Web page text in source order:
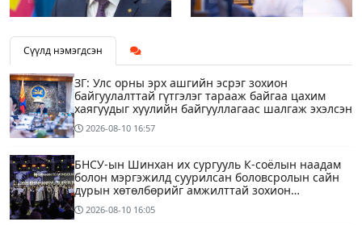
Сүүлд нэмэгдсэн
ЗГ: Улс орны эрх ашгийн эсрэг зохион
байгуулалттай гүтгэлэг тарааж байгаа цахим
хаягуудыг хуулийн байгууллагаас шалгаж эхэлсэн
2026-08-10 16:57
БНСУ-ын Шинхан их сургууль К-соёлын наадам
болон мэргэжилд суурилсан боловсролын сайн
дурын хөтөлбөрийг амжилттай зохион
байгууллаа
2026-08-10 16:05